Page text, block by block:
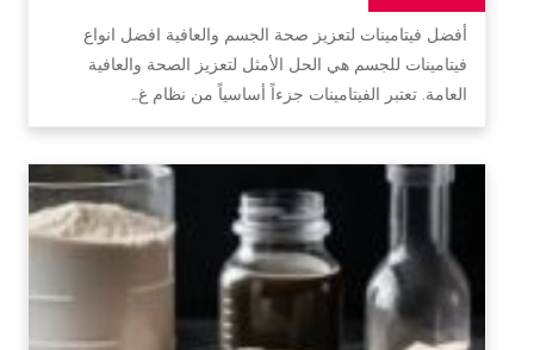
أفضل فيتامينات لتعزيز صحة الجسم والعافية افضل انواع
فيتامينات للجسم هي الحل الأمثل لتعزيز الصحة والعافية
العامة. تعتبر الفيتامينات جزءاً أساسياً من نظام غ…